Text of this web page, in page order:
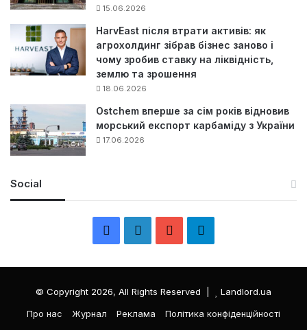
15.06.2026
HarvEast після втрати активів: як
агрохолдинг зібрав бізнес заново і
чому зробив ставку на ліквідність,
землю та зрошення
18.06.2026
Ostchem вперше за сім років відновив
морський експорт карбаміду з України
17.06.2026
Social
e
k
T
л
е
© Copyright 2026, All Rights Reserved |
Landlord.ua
Про нас
Журнал Реклама
Політика конфіденційності